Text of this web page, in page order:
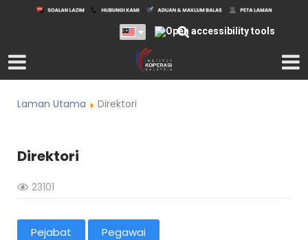
Laman Utama Direktori
Direktori
23101
Pejabat Pegawai